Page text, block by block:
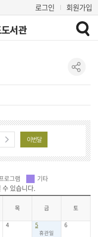
로그인 회원가입
서관
이번달
로그램 기타
목 금
토
4 5
휴관일
6